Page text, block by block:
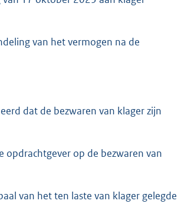
van het vermogen na de
dat de bezwaren van klager zijn
op de bezwaren van
van het ten laste van klager gelegde